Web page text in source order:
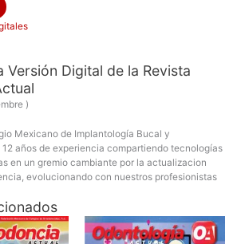
Versión Digital de la Revista
)
Mexicano de Implantología Bucal y
12 años de experiencia compartiendo tecnologías
en un gremio cambiante por la actualizacion
evolucionando con nuestros profesionistas